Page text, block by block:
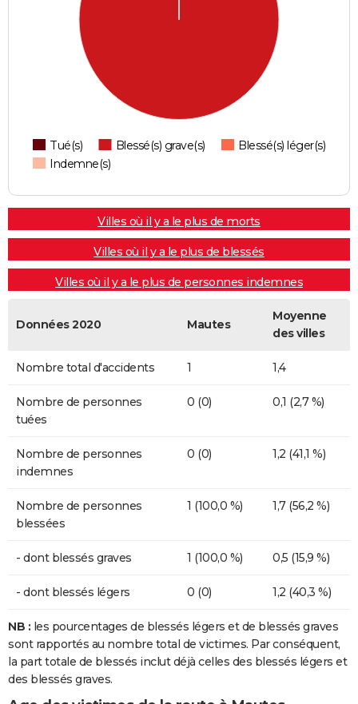
Tué(s) Blessé(s) grave(s)
Blessé(s) léger(s)
Indemne(s)
Villes où il y a le plus de morts
Villes où il y a le plus de blessés
Villes où il y a le plus de personnes indemnes
Données 2020 Mautes
Moyenne
des villes
Nombre total d'accidents 1 1,4
Nombre de personnes
tuées
0 (0) 0,1 (2,7 %)
Nombre de personnes
indemnes
0 (0) 1,2 (41,1 %)
Nombre de personnes
blessées
1 (100,0 %) 1,7 (56,2 %)
- dont blessés graves 1 (100,0 %) 0,5 (15,9 %)
- dont blessés légers 0 (0) 1,2 (40,3 %)
NB : les pourcentages de blessés légers et de blessés graves
sont rapportés au nombre total de victimes. Par conséquent,
la part totale de blessés inclut déjà celles des blessés légers et
des blessés graves.